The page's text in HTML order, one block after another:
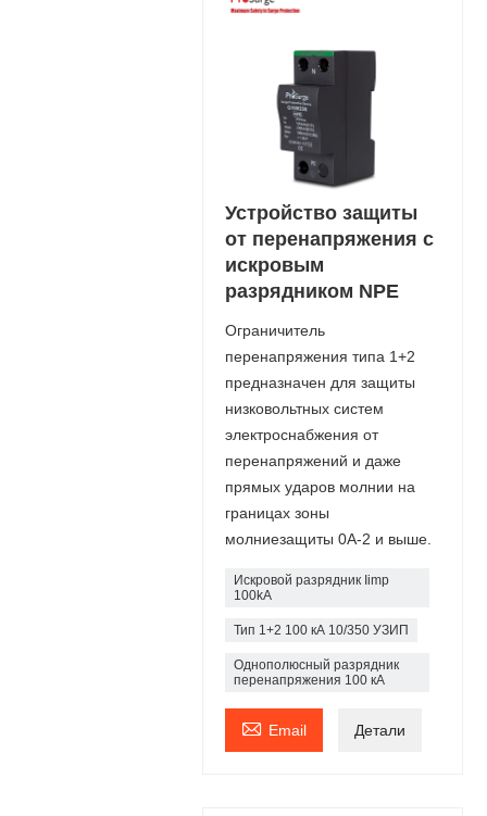
Устройство защиты
от перенапряжения с
искровым
разрядником NPE
Ограничитель
перенапряжения типа 1+2
предназначен для защиты
низковольтных систем
электроснабжения от
перенапряжений и даже
прямых ударов молнии на
границах зоны
молниезащиты 0А-2 и выше.
Искровой разрядник Iimp
100kA
Тип 1+2 100 кА 10/350 УЗИП
Однополюсный разрядник
перенапряжения 100 кА
 Email Детали